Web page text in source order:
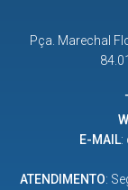
Pça. Marechal
E-MAIL:
ATENDIMENTO: